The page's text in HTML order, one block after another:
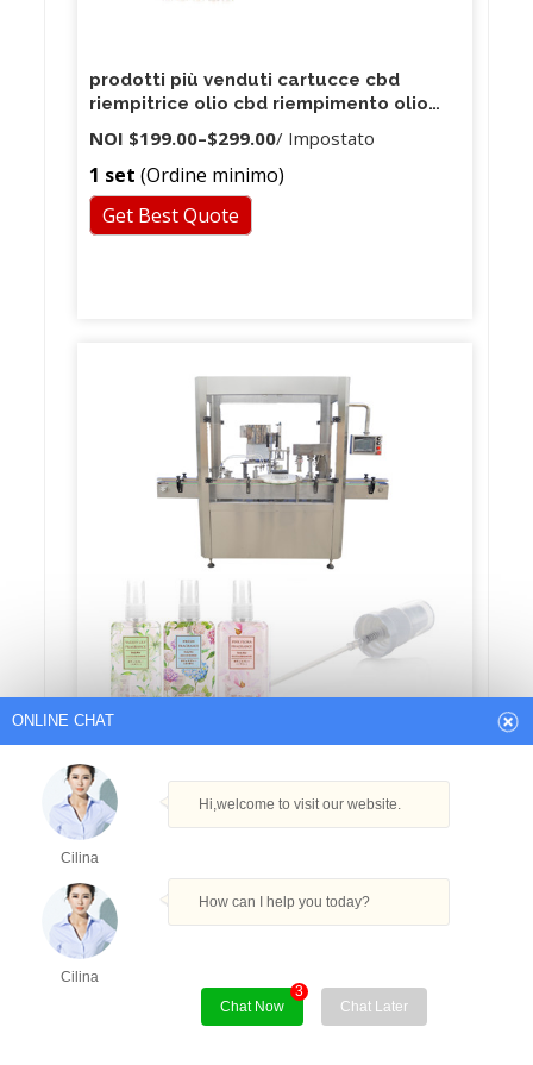
prodotti più venduti cartucce cbd
riempitrice olio cbd riempimento olio
denso
NOI $199.00–$299.00/ Impostato
1 set (Ordine minimo)
Get Best Quote
Riempitrice a cartuccia per sigaretta
elettronica da 10 ml
NOI $31800 – $32000/ Impostato
1 set
Get Best Quote
ONLINE CHAT
Cilina
Hi,welcome to visit our website.
Cilina
How can I help you today?
Chat Now
3
Chat Later